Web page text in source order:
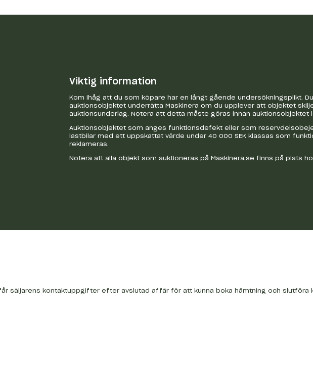
Viktig information
Kom ihåg att du som köpare har en långt gående undersökningsplikt.
auktionsobjektet underrätta Maskinera om du upplever att objektet
auktionsunderlag. Notera att detta måste göras innan auktionsobjektet
Auktionsobjektet som anges funktionsdefekt eller som
lastbilar med ett uppskattat värde under 40 000 SEK klassas som
reklameras.
Notera att alla objekt som auktioneras på Maskinera.se finns på plats
säljarens kontaktuppgifter efter avslutad affär för att kunna boka hämtning och slutföra